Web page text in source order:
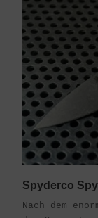
Spyderco
Nach dem